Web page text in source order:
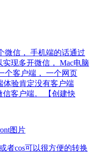
微信， 手机端的话通过
现多开微信， Mac电脑
个客户端， 一个网页
体验肯定没有客户端
信客户端。 【创建快
图片
者cos可以很方便的转换